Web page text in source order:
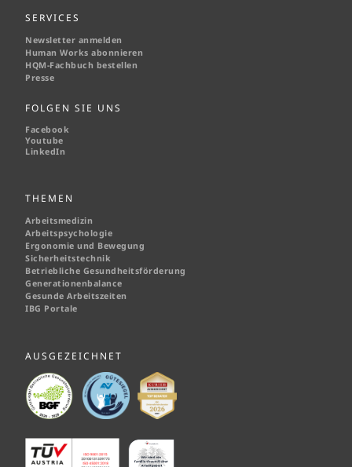
SERVICES
Newsletter anmelden
Human Works abonnieren
HQM-Fachbuch bestellen
Presse
FOLGEN SIE UNS
Facebook
Youtube
LinkedIn
THEMEN
Arbeitsmedizin
Arbeitspsychologie
Ergonomie und Bewegung
Sicherheitstechnik
Betriebliche Gesundheitsförderung
Generationenbalance
Gesunde Arbeitszeiten
IBG Portale
AUSGEZEICHNET